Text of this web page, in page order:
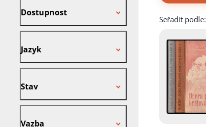
Dostupnost
Jazyk
Stav
Vazba
Knihy autora
Seřadit podle: